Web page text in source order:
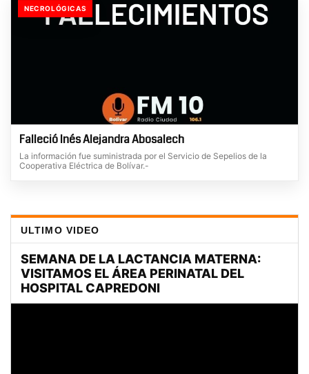
NECROLÓGICAS
Falleció Inés Alejandra Abosalech
La información fue suministrada por el Servicio de Sepelios de la
Cooperativa Eléctrica de Bolívar.-
ULTIMO VIDEO